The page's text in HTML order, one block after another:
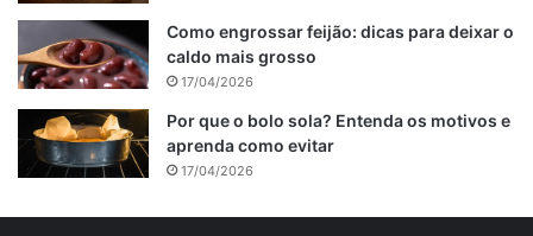
Como engrossar feijão: dicas para deixar o
caldo mais grosso
17/04/2026
Por que o bolo sola? Entenda os motivos e
aprenda como evitar
17/04/2026